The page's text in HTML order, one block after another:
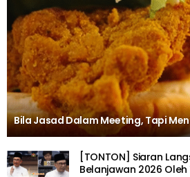
Bila Jasad Dalam Meeting, Tapi
[TONTON] Siaran
Belanjawan 2026